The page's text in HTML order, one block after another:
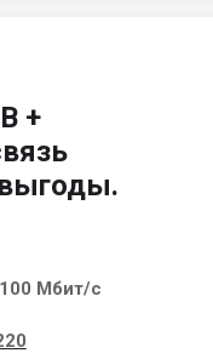
+
выгоды.
100 Мбит/с